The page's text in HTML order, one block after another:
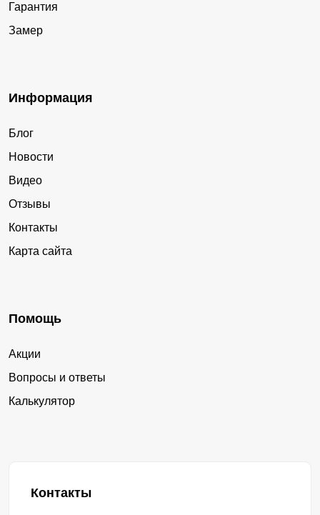
Гарантия
Замер
Информация
Блог
Новости
Видео
Отзывы
Контакты
Карта сайта
Помощь
Акции
Вопросы и ответы
Калькулятор
Контакты